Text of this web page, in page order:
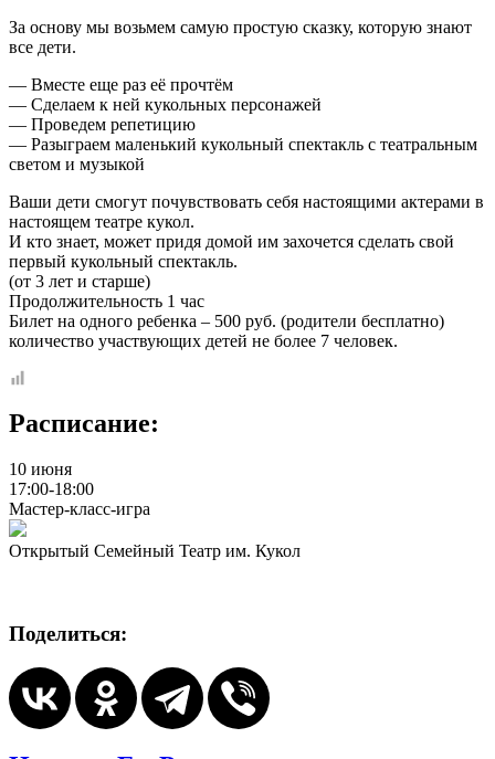
За основу мы возьмем самую простую сказку, которую знают
все дети.
— Вместе еще раз её прочтём
— Сделаем к ней кукольных персонажей
— Проведем репетицию
— Разыграем маленький кукольный спектакль с театральным
светом и музыкой
Ваши дети смогут почувствовать себя настоящими актерами в
настоящем театре кукол.
И кто знает, может придя домой им захочется сделать свой
первый кукольный спектакль.
(от 3 лет и старше)
Продолжительность 1 час
Билет на одного ребенка – 500 руб. (родители бесплатно)
количество участвующих детей не более 7 человек.
Расписание:
10 июня
17:00-18:00
Мастер-класс-игра
Открытый Семейный Театр им. Кукол
Поделиться: